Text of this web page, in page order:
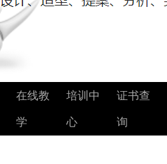
在线教
学
培训中
心
证书查
询